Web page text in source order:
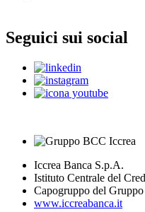
Seguici sui social
Iccrea Banca S.p.A.
Istituto Centrale del
Capogruppo del
www.iccreabanca.it